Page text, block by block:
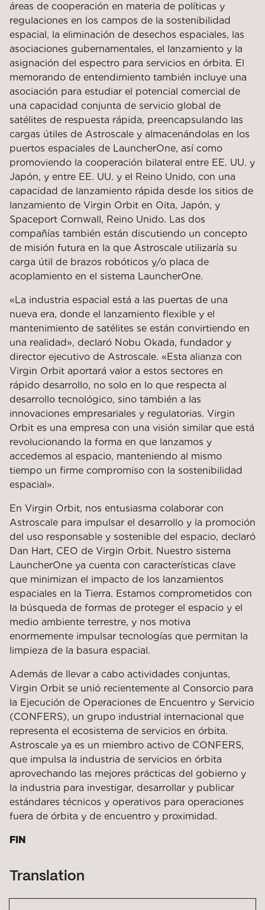
áreas de cooperación en materia de políticas y
regulaciones en los campos de la sostenibilidad
espacial, la eliminación de desechos espaciales, las
asociaciones gubernamentales, el lanzamiento y la
asignación del espectro para servicios en órbita. El
memorando de entendimiento también incluye una
asociación para estudiar el potencial comercial de
una capacidad conjunta de servicio global de
satélites de respuesta rápida, preencapsulando las
cargas útiles de Astroscale y almacenándolas en los
puertos espaciales de LauncherOne, así como
promoviendo la cooperación bilateral entre EE. UU. y
Japón, y entre EE. UU. y el Reino Unido, con una
capacidad de lanzamiento rápida desde los sitios de
lanzamiento de Virgin Orbit en Oita, Japón, y
Spaceport Cornwall, Reino Unido. Las dos
compañías también están discutiendo un concepto
de misión futura en la que Astroscale utilizaría su
carga útil de brazos robóticos y/o placa de
acoplamiento en el sistema LauncherOne.
«La industria espacial está a las puertas de una
nueva era, donde el lanzamiento flexible y el
mantenimiento de satélites se están convirtiendo en
una realidad», declaró Nobu Okada, fundador y
director ejecutivo de Astroscale. «Esta alianza con
Virgin Orbit aportará valor a estos sectores en
rápido desarrollo, no solo en lo que respecta al
desarrollo tecnológico, sino también a las
innovaciones empresariales y regulatorias. Virgin
Orbit es una empresa con una visión similar que está
revolucionando la forma en que lanzamos y
accedemos al espacio, manteniendo al mismo
tiempo un firme compromiso con la sostenibilidad
espacial».
En Virgin Orbit, nos entusiasma colaborar con
Astroscale para impulsar el desarrollo y la promoción
del uso responsable y sostenible del espacio, declaró
Dan Hart, CEO de Virgin Orbit. Nuestro sistema
LauncherOne ya cuenta con características clave
que minimizan el impacto de los lanzamientos
espaciales en la Tierra. Estamos comprometidos con
la búsqueda de formas de proteger el espacio y el
medio ambiente terrestre, y nos motiva
enormemente impulsar tecnologías que permitan la
limpieza de la basura espacial.
Además de llevar a cabo actividades conjuntas,
Virgin Orbit se unió recientemente al Consorcio para
la Ejecución de Operaciones de Encuentro y Servicio
(CONFERS), un grupo industrial internacional que
representa el ecosistema de servicios en órbita.
Astroscale ya es un miembro activo de CONFERS,
que impulsa la industria de servicios en órbita
aprovechando las mejores prácticas del gobierno y
la industria para investigar, desarrollar y publicar
estándares técnicos y operativos para operaciones
fuera de órbita y de encuentro y proximidad.
FIN
Translation